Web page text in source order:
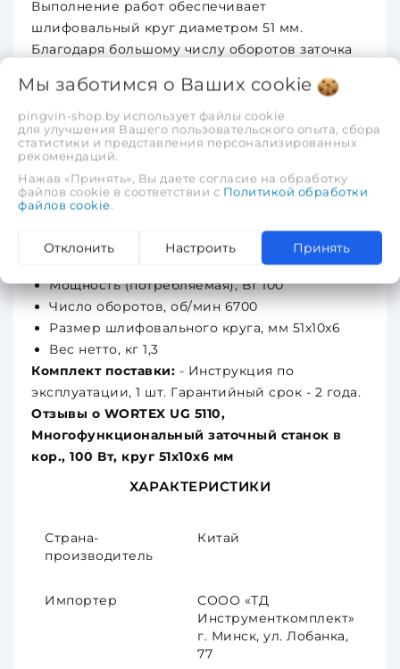
Выполнение работ обеспечивает
шлифовальный круг диаметром 51 мм.
Благодаря большому числу оборотов заточка
из прозрачного пластика дает возможность
визуально контролировать выполнение
операции, а также оберегает оператора от
вылета искр. В основании устройства
предусмотрены отверстия для крепления к
поверхности.Технические характеристики:
Напряжение, В 230
Мощность (потребляемая), Вт 100
Число оборотов, об/мин 6700
Размер шлифовального круга, мм 51х10х6
Вес нетто, кг 1,3
Комплект поставки: - Инструкция по
эксплуатации, 1 шт. Гарантийный срок - 2 года.
Отзывы о WORTEX UG 5110,
Многофункциональный заточный станок в
кор., 100 Вт, круг 51х10х6 мм
ХАРАКТЕРИСТИКИ
Страна-
производитель
Китай
Импортер
СООО «ТД
Инструменткомплект»
г. Минск, ул. Лобанка,
77
Мы заботимся о Ваших cookie
pingvin-shop.by использует файлы cookie
для улучшения Вашего пользовательского опыта, сбора
статистики и представления персонализированных
рекомендаций.
Нажав «Принять», Вы даете согласие на обработку
файлов cookie в соответствии с Политикой обработки
файлов cookie
Отклонить Настроить Принять